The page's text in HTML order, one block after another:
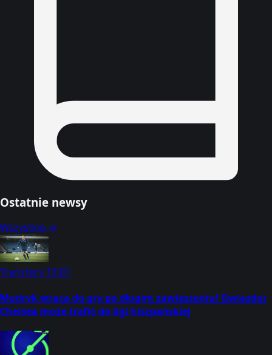
Ostatnie newsy
Wszystkie →
Transfery 13:01
Mudryk wraca do gry po długim zawieszeniu! Gwiazdor
Chelsea może trafić do ligi hiszpańskiej